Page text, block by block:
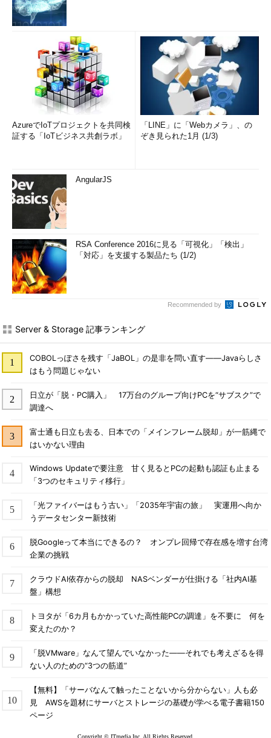
AzureでIoTプロジェクトを共同検
証する「IoTビジネス共創ラボ」
「LINE」に「Webカメラ」、の
ぞき見られた1月 (1/3)
AngularJS
RSA Conference 2016に見る「可視化」「検出」
「対応」を支援する製品たち (1/2)
Recommended by
Server & Storage 記事ランキング
COBOLっぽさを残す「JaBOL」の是非を問い直す――Javaらしさ
はもう問題じゃない
日立が「脱・PC購入」 17万台のグループ向けPCを“サブスク”で
調達へ
富士通も日立も去る、日本での「メインフレーム脱却」が一筋縄で
はいかない理由
Windows Updateで要注意 甘く見るとPCの起動も認証も止まる
「3つのセキュリティ移行」
「光ファイバーはもう古い」「2035年宇宙の旅」 実運用へ向か
うデータセンター新技術
脱Googleって本当にできるの？ オンプレ回帰で存在感を増す台湾
企業の挑戦
クラウドAI依存からの脱却 NASベンダーが仕掛ける「社内AI基
盤」構想
トヨタが「6カ月もかかっていた高性能PCの調達」を不要に 何を
変えたのか？
「脱VMware」なんて望んでいなかった――それでも考えざるを得
ない人のための“3つの筋道”
【無料】「サーバなんて触ったことないから分からない」人も必
見 AWSを題材にサーバとストレージの基礎が学べる電子書籍150
ページ